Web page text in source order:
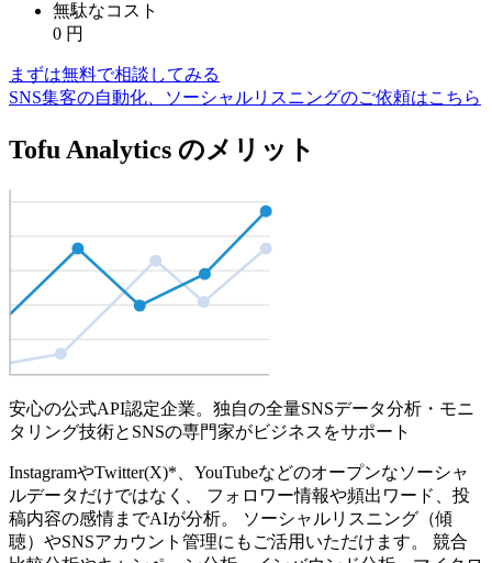
無駄なコスト
0 円
まずは無料で相談してみる
SNS集客の自動化、ソーシャルリスニングのご依頼はこちら
Tofu Analytics のメリット
安心の公式API認定企業。独自の全量SNSデータ分析・モニ
タリング技術とSNSの専門家がビジネスをサポート
InstagramやTwitter(X)*、YouTubeなどのオープンなソーシャ
ルデータだけではなく、 フォロワー情報や頻出ワード、投
稿内容の感情までAIが分析。 ソーシャルリスニング（傾
聴）やSNSアカウント管理にもご活用いただけます。 競合